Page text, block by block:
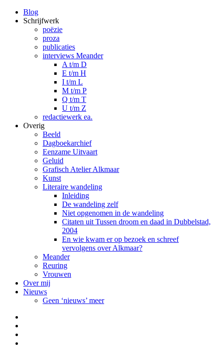
Blog
Schrijfwerk
poëzie
proza
publicaties
interviews Meander
A t/m D
E t/m H
I t/m L
M t/m P
Q t/m T
U t/m Z
redactiewerk ea.
Overig
Beeld
Dagboekarchief
Eenzame Uitvaart
Geluid
Grafisch Atelier Alkmaar
Kunst
Literaire wandeling
Inleiding
De wandeling zelf
Niet opgenomen in de wandeling
Citaten uit Tussen droom en daad in Dubbelstad,
2004
En wie kwam er op bezoek en schreef
vervolgens over Alkmaar?
Meander
Reuring
Vrouwen
Over mij
Nieuws
Geen ‘nieuws’ meer